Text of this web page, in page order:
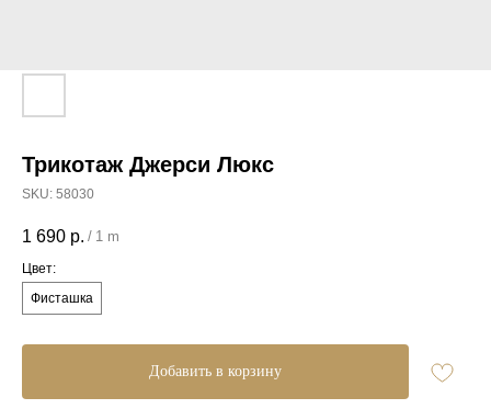
Трикотаж Джерси Люкс
SKU: 58030
1 690 р. / 1 m
Цвет:
Фисташка
Добавить в корзину